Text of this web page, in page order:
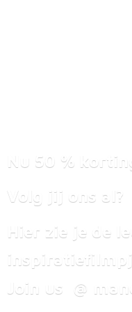
Nu 50 %
Volg jij ons al?
Hier zie je de
Join us @